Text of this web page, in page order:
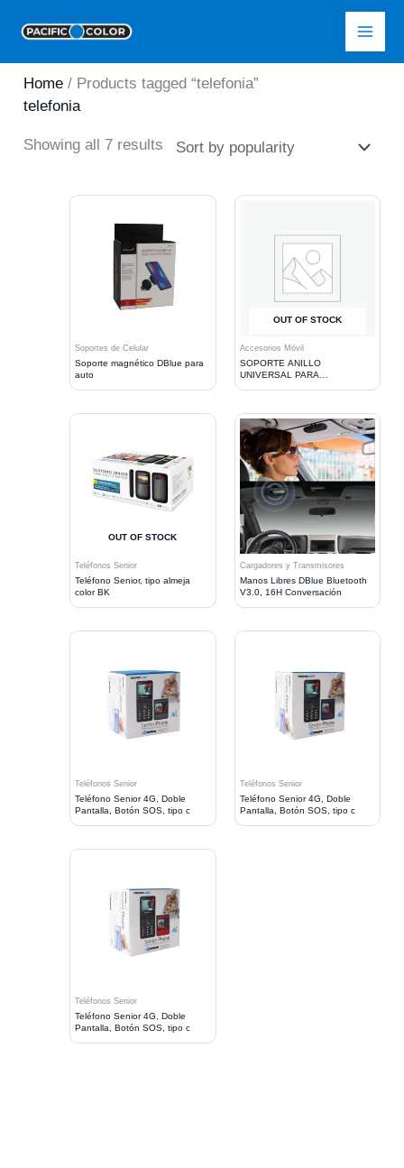
content
Home / Products tagged “telefonia”
telefonia
Showing all 7 results Sorted
popularity
Soportes de Celular
Soporte magnético DBlue para
auto
OUT OF STOCK
Accesorios Móvil
SOPORTE ANILLO
UNIVERSAL PARA
OUT OF STOCK
Teléfonos Senior
Teléfono Senior, tipo almeja
color BK
Cargadores y Transmisores
Manos Libres DBlue Bluetooth
V3.0, 16H Conversación
Teléfonos Senior
Teléfono Senior 4G, Doble
Pantalla, Botón SOS, tipo c
Teléfonos Senior
Teléfono Senior 4G, Doble
Pantalla, Botón SOS, tipo c
Teléfonos Senior
Teléfono Senior 4G, Doble
Pantalla, Botón SOS, tipo c